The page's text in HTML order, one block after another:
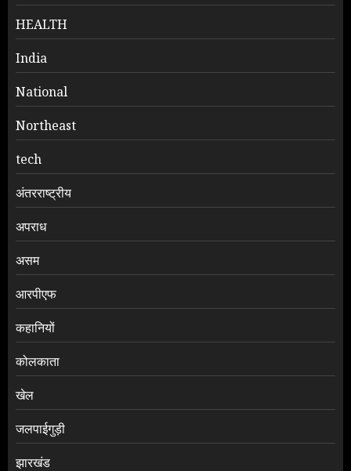
HEALTH
India
National
Northeast
tech
अंतरराष्ट्रीय
अपराध
असम
आरपीएफ
कहानियों
कोलकाता
खेल
जलपाईगुड़ी
झारखंड